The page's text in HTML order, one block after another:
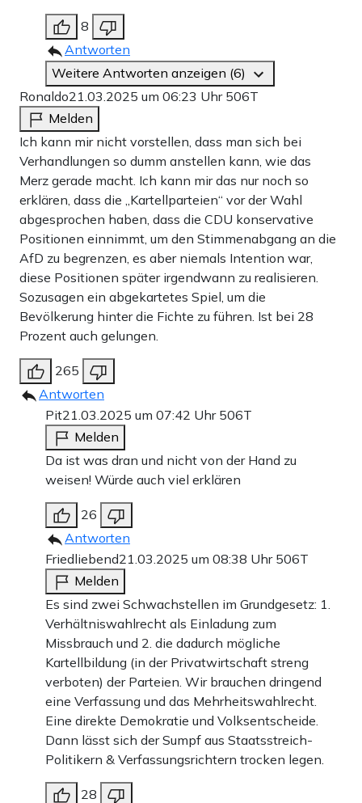
8
Antworten
Weitere Antworten anzeigen (6)
Ronaldo21.03.2025 um 06:23 Uhr 506T
Melden
Ich kann mir nicht vorstellen, dass man sich bei
Verhandlungen so dumm anstellen kann, wie das
Merz gerade macht. Ich kann mir das nur noch so
erklären, dass die „Kartellparteien“ vor der Wahl
abgesprochen haben, dass die CDU konservative
Positionen einnimmt, um den Stimmenabgang an die
AfD zu begrenzen, es aber niemals Intention war,
diese Positionen später irgendwann zu realisieren.
Sozusagen ein abgekartetes Spiel, um die
Bevölkerung hinter die Fichte zu führen. Ist bei 28
Prozent auch gelungen.
265
Antworten
Pit21.03.2025 um 07:42 Uhr 506T
Melden
Da ist was dran und nicht von der Hand zu
weisen! Würde auch viel erklären
26
Antworten
Friedliebend21.03.2025 um 08:38 Uhr 506T
Melden
Es sind zwei Schwachstellen im Grundgesetz: 1.
Verhältniswahlrecht als Einladung zum
Missbrauch und 2. die dadurch mögliche
Kartellbildung (in der Privatwirtschaft streng
verboten) der Parteien. Wir brauchen dringend
eine Verfassung und das Mehrheitswahlrecht.
Eine direkte Demokratie und Volksentscheide.
Dann lässt sich der Sumpf aus Staatsstreich-
Politikern & Verfassungsrichtern trocken legen.
28